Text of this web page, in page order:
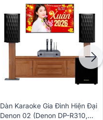
Dàn Karaoke Gia Đình Hiện Đại
Denon 02 (Denon DP-R310,